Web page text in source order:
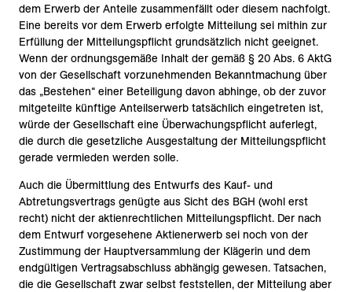
dem Erwerb der Anteile zusammenfällt oder diesem nachfolgt.
Eine bereits vor dem Erwerb erfolgte Mitteilung sei mithin zur
Erfüllung der Mitteilungspflicht grundsätzlich nicht geeignet.
Wenn der ordnungsgemäße Inhalt der gemäß § 20 Abs. 6 AktG
von der Gesellschaft vorzunehmenden Bekanntmachung über
das „Bestehen“ einer Beteiligung davon abhinge, ob der zuvor
mitgeteilte künftige Anteilserwerb tatsächlich eingetreten ist,
würde der Gesellschaft eine Überwachungspflicht auferlegt,
die durch die gesetzliche Ausgestaltung der Mitteilungspflicht
gerade vermieden werden solle.
Auch die Übermittlung des Entwurfs des Kauf- und
Abtretungsvertrags genügte aus Sicht des BGH (wohl erst
recht) nicht der aktienrechtlichen Mitteilungspflicht. Der nach
dem Entwurf vorgesehene Aktienerwerb sei noch von der
Zustimmung der Hauptversammlung der Klägerin und dem
endgültigen Vertragsabschluss abhängig gewesen. Tatsachen,
die die Gesellschaft zwar selbst feststellen, der Mitteilung aber